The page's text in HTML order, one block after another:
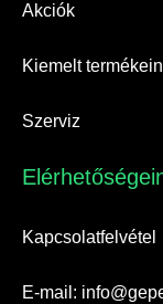
Akciók
Kiemelt
Szerviz
Kapcsolatfelvétel
E-mail: